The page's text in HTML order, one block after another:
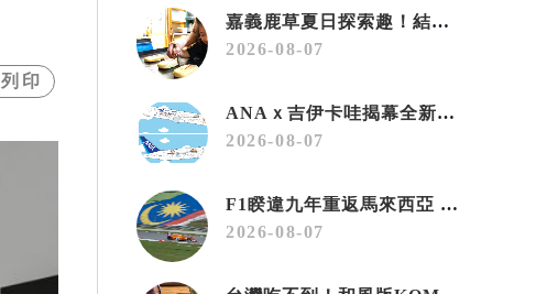
列印
嘉義鹿草夏日探索趣！結合科學、農場與自然的親子小旅行
2026-08-07
ANAｘ吉伊卡哇揭幕全新彩繪機「Chiikawa JET」
2026-08-07
F1睽違九年重返馬來西亞 三大國際賽事打造10月運動旅遊熱潮 賽車、自行車、路跑同週登場
2026-08-07